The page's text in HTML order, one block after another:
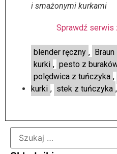
i smażonymi kurkami
Sprawdź serwis
blender ręczny , Braun
kurki , pesto z
polędwica z tuńczyka ,
kurki , stek z tuńczyka ,